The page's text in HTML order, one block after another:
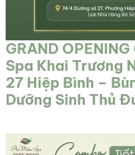
GRAND
Spa Khai Trương
27 Hiệp Bình –
Dưỡng Sinh Thủ